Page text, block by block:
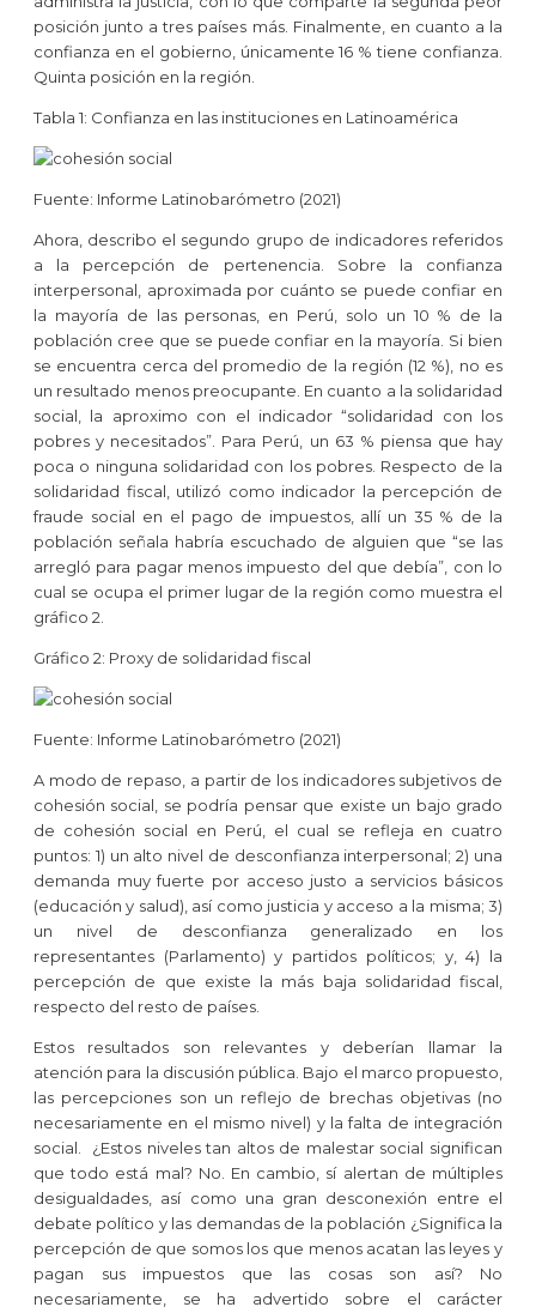
posición junto a tres países más. Finalmente, en cuanto a la
confianza en el gobierno, únicamente 16 % tiene confianza.
Quinta posición en la región.
Tabla 1: Confianza en las instituciones en Latinoamérica
Fuente: Informe Latinobarómetro (2021)
Ahora, describo el segundo grupo de indicadores referidos
a la percepción de pertenencia. Sobre la confianza
interpersonal, aproximada por cuánto se puede confiar en
la mayoría de las personas, en Perú, solo un 10 % de la
población cree que se puede confiar en la mayoría. Si bien
se encuentra cerca del promedio de la región (12 %), no es
un resultado menos preocupante. En cuanto a la solidaridad
social, la aproximo con el indicador “solidaridad con los
pobres y necesitados”. Para Perú, un 63 % piensa que hay
poca o ninguna solidaridad con los pobres. Respecto de la
solidaridad fiscal, utilizó como indicador la percepción de
fraude social en el pago de impuestos, allí un 35 % de la
población señala habría escuchado de alguien que “se las
arregló para pagar menos impuesto del que debía”, con lo
cual se ocupa el primer lugar de la región como muestra el
gráfico 2.
Gráfico 2: Proxy de solidaridad fiscal
Fuente: Informe Latinobarómetro (2021)
A modo de repaso, a partir de los indicadores subjetivos de
cohesión social, se podría pensar que existe un bajo grado
de cohesión social en Perú, el cual se refleja en cuatro
puntos: 1) un alto nivel de desconfianza interpersonal; 2) una
demanda muy fuerte por acceso justo a servicios básicos
(educación y salud), así como justicia y acceso a la misma; 3)
un nivel de desconfianza generalizado en los
representantes (Parlamento) y partidos políticos; y, 4) la
percepción de que existe la más baja solidaridad fiscal,
respecto del resto de países.
Estos resultados son relevantes y deberían llamar la
atención para la discusión pública. Bajo el marco propuesto,
las percepciones son un reflejo de brechas objetivas (no
necesariamente en el mismo nivel) y la falta de integración
social. ¿Estos niveles tan altos de malestar social significan
que todo está mal? No. En cambio, sí alertan de múltiples
desigualdades, así como una gran desconexión entre el
debate político y las demandas de la población ¿Significa la
percepción de que somos los que menos acatan las leyes y
pagan sus impuestos que las cosas son así? No
necesariamente, se ha advertido sobre el carácter